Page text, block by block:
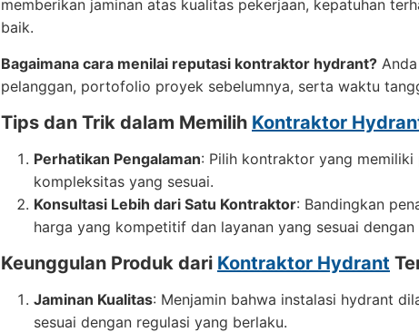
memberikan jaminan atas kualitas pekerjaan, kepatuhan
baik.
Bagaimana cara menilai reputasi kontraktor hydrant?
pelanggan, portofolio proyek sebelumnya, serta waktu
Tips dan Trik dalam Memilih Kontraktor
Perhatikan Pengalaman: Pilih kontraktor yang
kompleksitas yang sesuai.
Konsultasi Lebih dari Satu Kontraktor: Bandingkan
harga yang kompetitif dan layanan yang sesuai dengan
Keunggulan Produk dari Kontraktor Hydrant
Jaminan Kualitas: Menjamin bahwa instalasi hydrant
sesuai dengan regulasi yang berlaku.